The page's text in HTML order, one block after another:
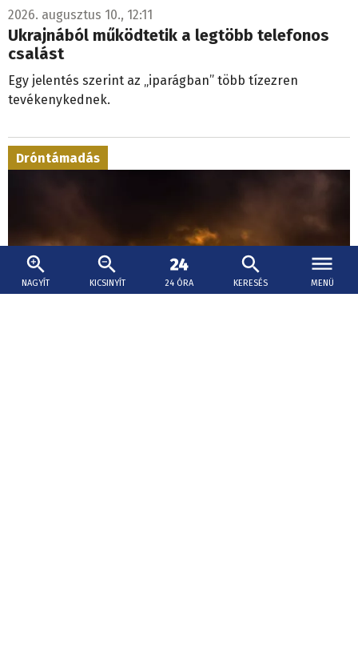
NAGYÍT KICSINYÍT 24 ÓRA KERESÉS MENÜ
2026. augusztus 10., 12:11
Ukrajnából működtetik a legtöbb telefonos
csalást
Egy jelentés szerint az „iparágban” több tízezren
tevékenykednek.
Dróntámadás